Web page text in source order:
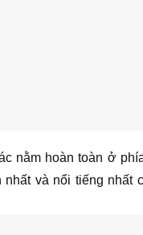
nằm hoàn toàn ở
và nổi tiếng nhất